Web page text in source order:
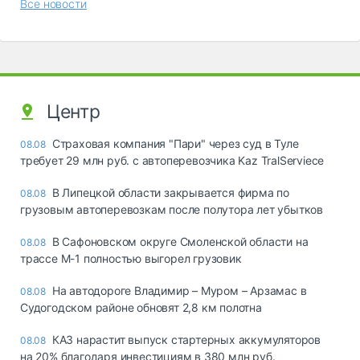
Все новости
Центр
08.08 Страховая компания "Пари" через суд в Туле
требует 29 млн руб. с автоперевозчика Kaz TralServiece
08.08 В Липецкой области закрывается фирма по
грузовым автоперевозкам после полутора лет убытков
08.08 В Сафоновском округе Смоленской области на
трассе М-1 полностью выгорел грузовик
08.08 На автодороге Владимир – Муром – Арзамас в
Судогодском районе обновят 2,8 км полотна
08.08 КАЗ нарастит выпуск стартерных аккумуляторов
на 20% благодаря инвестициям в 380 млн руб.